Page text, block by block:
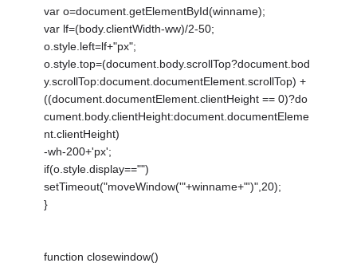
var o=document.getElementById(winname);
var lf=(body.clientWidth-ww)/2-50;
o.style.left=lf+"px";
o.style.top=(document.body.scrollTop?document.bod
y.scrollTop:document.documentElement.scrollTop) +
((document.documentElement.clientHeight == 0)?do
cument.body.clientHeight:document.documentEleme
nt.clientHeight)
-wh-200+'px';
if(o.style.display=="")
setTimeout("moveWindow('"+winname+"')",20);
}
function closewindow()